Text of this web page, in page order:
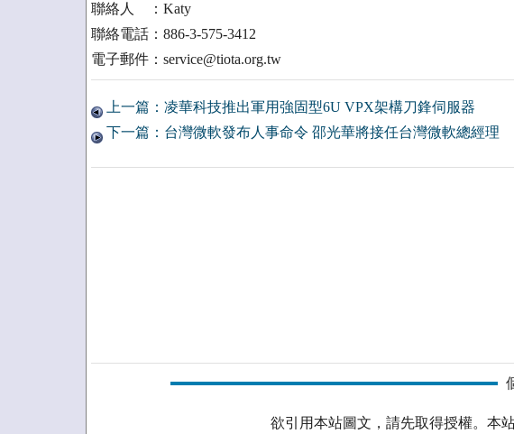
聯絡人 ：Katy
聯絡電話：886-3-575-3412
電子郵件：service@tiota.org.tw
上一篇：凌華科技推出軍用強固型6U VPX架構刀鋒伺服器
下一篇：台灣微軟發布人事命令 邵光華將接任台灣微軟總經理
欲引用本站圖文，請先取得授權。本